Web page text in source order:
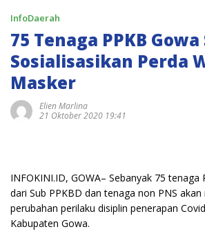
InfoDaerah
75 Tenaga PPKB Gowa
Sosialisasikan Perda
Masker
Elien Marlina
21 Oktober 2020 19:41
INFOKINI.ID, GOWA– Sebanyak 75 tenaga
dari Sub PPKBD dan tenaga non PNS
perubahan perilaku disiplin penerapan
Kabupaten Gowa.